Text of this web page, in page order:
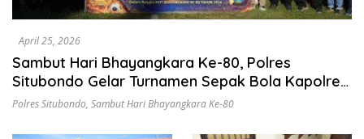
April 25, 2026
Sambut Hari Bhayangkara Ke-80, Polres
Situbondo Gelar Turnamen Sepak Bola Kapolres
Cup 2026
Polres Situbondo, Sambut Hari Bhayangkara Ke-80